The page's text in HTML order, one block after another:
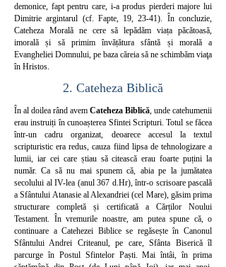
demonice, fapt pentru care, i-a produs pierderi majore lui
Dimitrie argintarul (cf. Fapte, 19, 23-41). În concluzie,
Cateheza Morală ne cere să lepădăm viața păcătoasă,
imorală și să primim învățătura sfântă și morală a
Evangheliei Domnului, pe baza căreia să ne schimbăm viaţa
în Hristos.
2. Cateheza Biblică
În al doilea rând avem Cateheza Biblică, unde catehumenii
erau instruiți în cunoașterea Sfintei Scripturi. Totul se făcea
într-un cadru organizat, deoarece accesul la textul
scripturistic era redus, cauza fiind lipsa de tehnologizare a
lumii, iar cei care știau să citească erau foarte puțini la
număr. Ca să nu mai spunem că, abia pe la jumătatea
secolului al IV-lea (anul 367 d.Hr), într-o scrisoare pascală
a Sfântului Atanasie al Alexandriei (cel Mare), găsim prima
structurare completă și certificată a Cărților Noului
Testament. În vremurile noastre, am putea spune că, o
continuare a Catehezei Biblice se regăsește în Canonul
Sfântului Andrei Criteanul, pe care, Sfânta Biserică îl
parcurge în Postul Sfintelor Paști. Mai întâi, în prima